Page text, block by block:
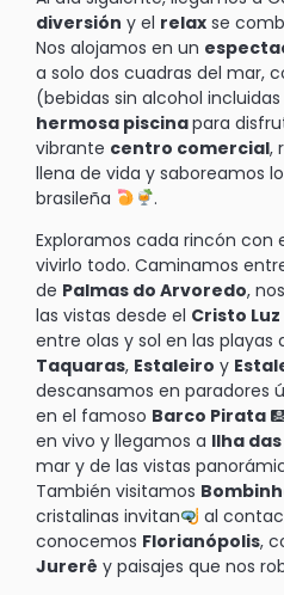
diversión y el relax se
Nos alojamos en un
a solo dos cuadras del mar,
(bebidas sin alcohol
hermosa piscinapara
vibrante centro comercial,
llena de vida y saboreamos
brasileña
.
Exploramos cada rincón con
vivirlo todo. Caminamos
de Palmas do Arvoredo,
las vistas desde el Cristo Luz
entre olas y sol en las playas
Taquaras, Estaleiro y
descansamos en paradores
en el famoso Barco Pirata
en vivo y llegamos a Ilha
mar y de las vistas
También visitamos
cristalinas invitan
al
conocemos Florianópolis,
Jurerê y paisajes que nos